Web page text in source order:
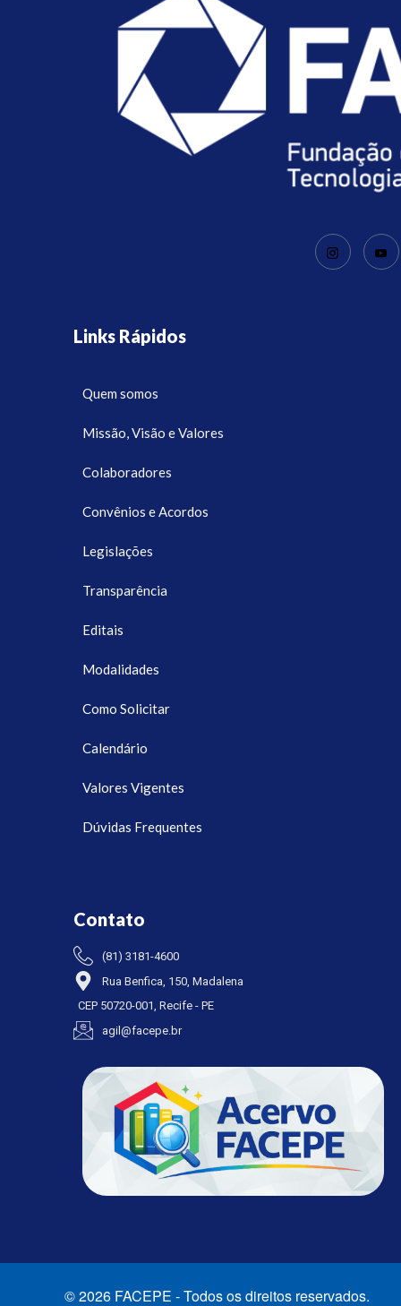
Links Rápidos
Quem somos
Missão, Visão e Valores
Colaboradores
Convênios e Acordos
Legislações
Transparência
Editais
Modalidades
Como Solicitar
Calendário
Valores Vigentes
Dúvidas Frequentes
Contato
(81) 3181-4600
Rua Benfica, 150, Madalena
CEP 50720-001, Recife - PE
agil@facepe.br
© 2026 FACEPE - Todos os direitos reservados.